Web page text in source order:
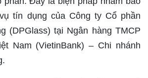
tín dụng của Công ty Cổ phần
(DPGlass) tại Ngân hàng TMCP
Nam (VietinBank) – Chi nhánh